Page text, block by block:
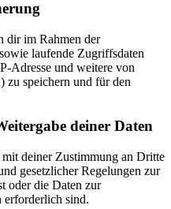
dir im Rahmen der
laufende Zugriffsdaten
Adresse und weitere von
zu speichern und für den
deiner Daten
deiner Zustimmung an Dritte
gesetzlicher Regelungen zur
oder die Daten zur
erforderlich sind.